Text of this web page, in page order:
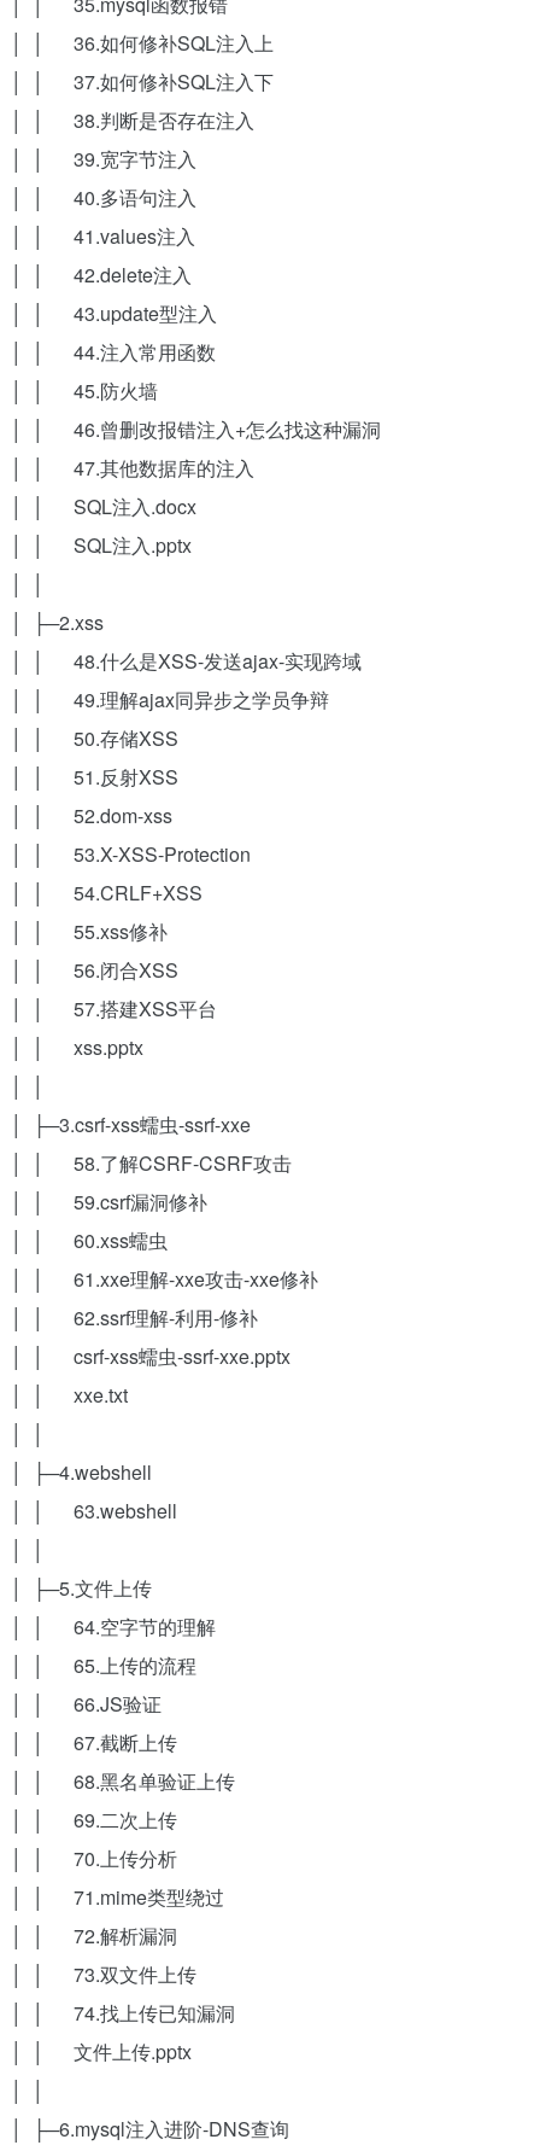
│ │ 36.如何修补SQL注入上
│ │ 37.如何修补SQL注入下
│ │ 38.判断是否存在注入
│ │ 39.宽字节注入
│ │ 40.多语句注入
│ │ 41.values注入
│ │ 42.delete注入
│ │ 43.update型注入
│ │ 44.注入常用函数
│ │ 45.防火墙
│ │ 46.曾删改报错注入+怎么找这种漏洞
│ │ 47.其他数据库的注入
│ │ SQL注入.docx
│ │ SQL注入.pptx
│ ├─2.xss
│ │ 48.什么是XSS-发送ajax-实现跨域
│ │ 49.理解ajax同异步之学员争辩
│ │ 50.存储XSS
│ │ 51.反射XSS
│ │ 52.dom-xss
│ │ 53.X-XSS-Protection
│ │ 54.CRLF+XSS
│ │ 55.xss修补
│ │ 56.闭合XSS
│ │ 57.搭建XSS平台
│ │ xss.pptx
│ ├─3.csrf-xss蠕虫-ssrf-xxe
│ │ 58.了解CSRF-CSRF攻击
│ │ 59.csrf漏洞修补
│ │ 60.xss蠕虫
│ │ 61.xxe理解-xxe攻击-xxe修补
│ │ 62.ssrf理解-利用-修补
│ │ csrf-xss蠕虫-ssrf-xxe.pptx
│ │ xxe.txt
│ ├─4.webshell
│ │ 63.webshell
│ ├─5.文件上传
│ │ 64.空字节的理解
│ │ 65.上传的流程
│ │ 66.JS验证
│ │ 67.截断上传
│ │ 68.黑名单验证上传
│ │ 69.二次上传
│ │ 70.上传分析
│ │ 71.mime类型绕过
│ │ 72.解析漏洞
│ │ 73.双文件上传
│ │ 74.找上传已知漏洞
│ │ 文件上传.pptx
│ ├─6.mysql注入进阶-DNS查询